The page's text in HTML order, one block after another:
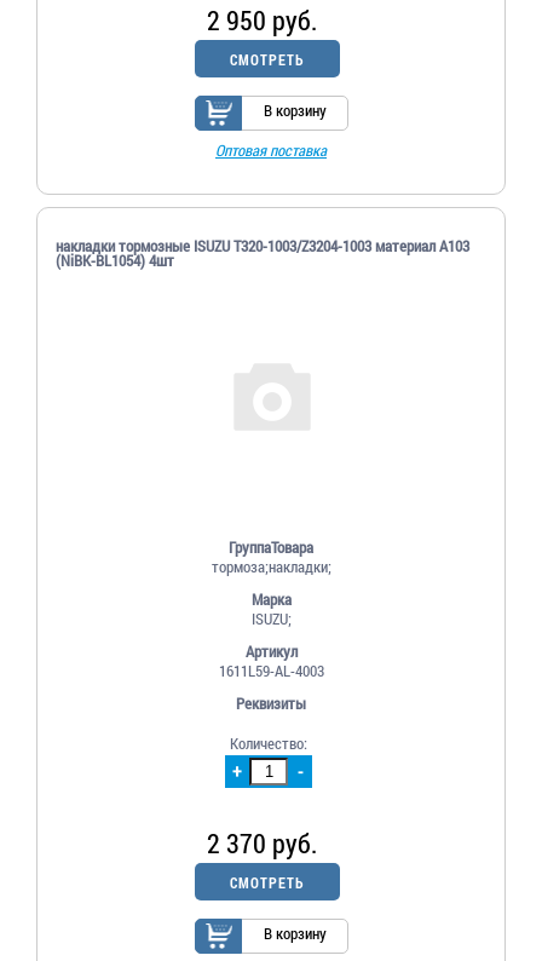
2 950 руб.
СМОТРЕТЬ
В корзину
Оптовая поставка
накладки тормозные ISUZU T320-1003/Z3204-1003 материал A103
(NiBK-BL1054) 4шт
ГруппаТовара
тормоза;накладки;
Марка
ISUZU;
Артикул
1611L59-AL-4003
Реквизиты
+ -
Количество:
2 370 руб.
СМОТРЕТЬ
В корзину